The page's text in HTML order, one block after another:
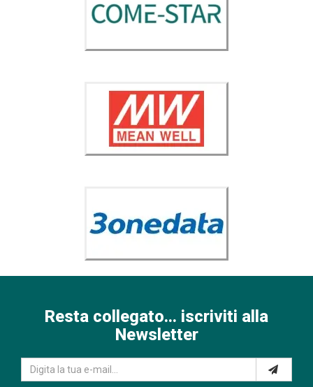
Resta collegato... iscriviti alla
Newsletter